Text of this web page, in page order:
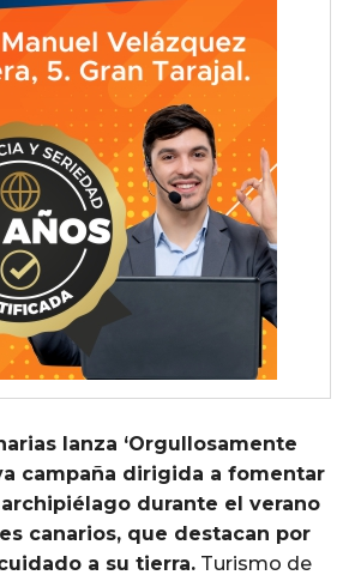
lanza ‘Orgullosamente
campaña dirigida a fomentar
archipiélago durante el verano
canarios, que destacan por
a su tierra. Turismo de